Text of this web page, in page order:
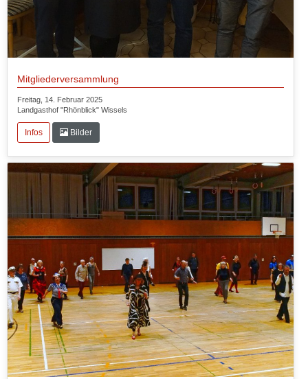
Mitgliederversammlung
Freitag, 14. Februar 2025
Landgasthof "Rhönblick" Wissels
Infos Bilder